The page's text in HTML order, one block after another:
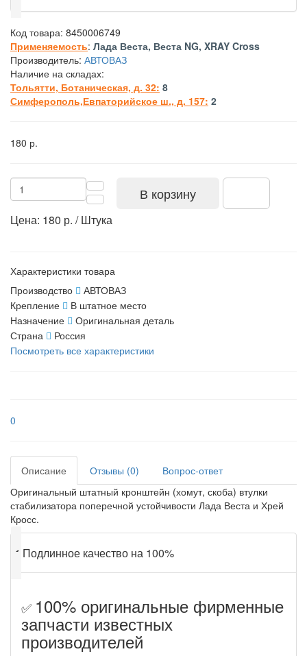
Код товара: 8450006749
Применяемость: Лада Веста, Веста NG, XRAY Cross
Производитель: АВТОВАЗ
Наличие на складах:
Тольятти, Ботаническая, д. 32: 8
Симферополь,Евпаторийское ш., д. 157: 2
180 р.
В корзину
Цена: 180 р. / Штука
Характеристики товара
Производство
АВТОВАЗ
Крепление
В штатное место
Назначение
Оригинальная деталь
Страна
Россия
Посмотреть все характеристики
0
Описание Отзывы (0)
Вопрос-ответ
Оригинальный штатный кронштейн (хомут, скоба) втулки
стабилизатора поперечной устойчивости Лада Веста и Хрей
Кросс.
✔ Подлинное качество на 100%
✅ 100% оригинальные фирменные
запчасти известных
производителей